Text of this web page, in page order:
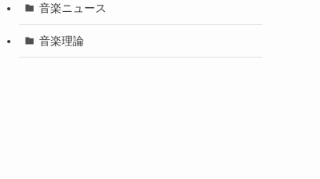
音楽ニュース
音楽理論